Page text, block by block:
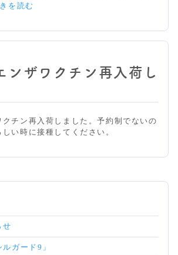
を読む
内
の
ワ
ク
期
ンザワクチン再入荷し
クチン再入荷しました。予約制でないの
い時に接種してください。
せ
ガード9」